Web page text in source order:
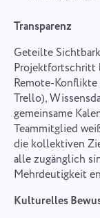
Transparenz
Geteilte
Projektfortschritt
Remote-
Trello),
gemeinsame
Teammitglied
die kollektiven
alle zugänglich
Mehrdeutigkeit
Kulturelles